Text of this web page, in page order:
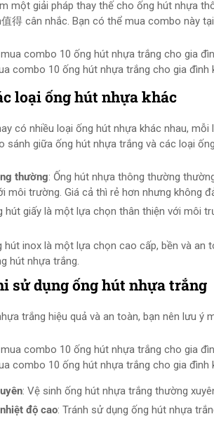
một giải pháp thay thế cho ống hút nhựa
得 cân nhắc. Bạn có thể mua combo này tại
combo 10 ống hút nhựa trắng cho gia đình
loại ống hút nhựa khác
có nhiều loại ống hút nhựa khác nhau,
sánh giữa ống hút nhựa trắng và các loại
thường: Ống hút nhựa thông thường
môi trường. Giá cả thì rẻ hơn nhưng không
hút giấy là một lựa chọn thân thiện với môi
hút inox là một lựa chọn cao cấp, bền và an
hút nhựa trắng.
sử dụng ống hút nhựa trắng
trắng hiệu quả và an toàn, bạn nên lưu ý
combo 10 ống hút nhựa trắng cho gia đình
: Vệ sinh ống hút nhựa trắng thường
độ cao: Tránh sử dụng ống hút nhựa